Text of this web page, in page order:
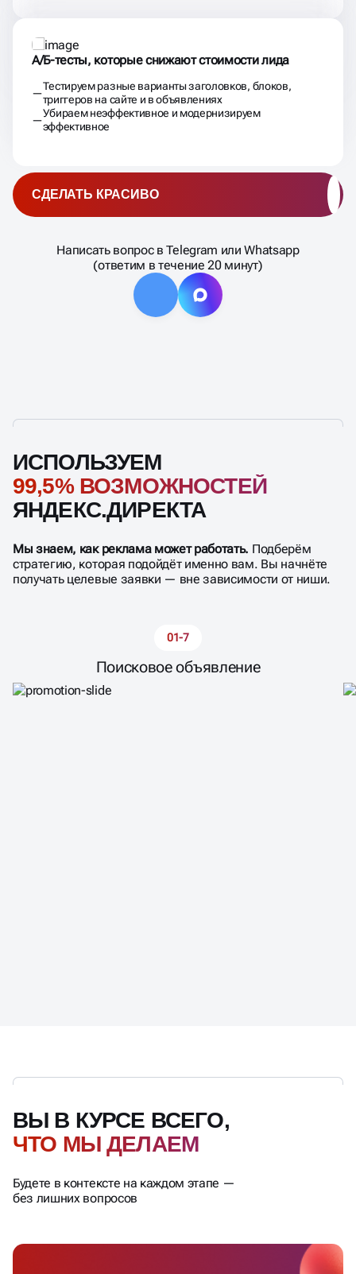
А/Б-тесты, которые снижают стоимости лида
Тестируем разные варианты заголовков, блоков,
триггеров на сайте и в объявлениях
Убираем неэффективное и модернизируем
эффективное
Написать вопрос в Telegram или Whatsapp
(ответим в течение 20 минут)
СДЕЛАТЬ КРАСИВО
ИСПОЛЬЗУЕМ
99,5% ВОЗМОЖНОСТЕЙ
ЯНДЕКС.ДИРЕКТА
Мы знаем, как реклама может работать. Подберём
стратегию, которая подойдёт именно вам. Вы начнёте
получать целевые заявки — вне зависимости от ниши.
01-7
Поисковое объявление
ВЫ В КУРСЕ ВСЕГО,
ЧТО МЫ ДЕЛАЕМ
Будете в контексте на каждом этапе —
без лишних вопросов